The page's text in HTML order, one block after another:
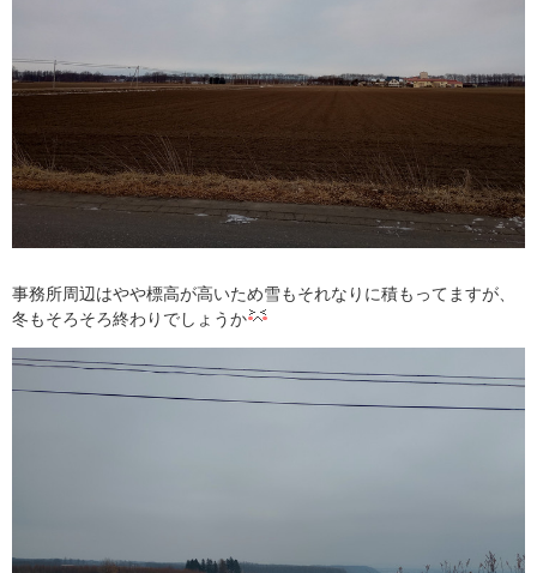
事務所周辺はやや標高が高いため雪もそれなりに積もってますが、
冬もそろそろ終わりでしょうか